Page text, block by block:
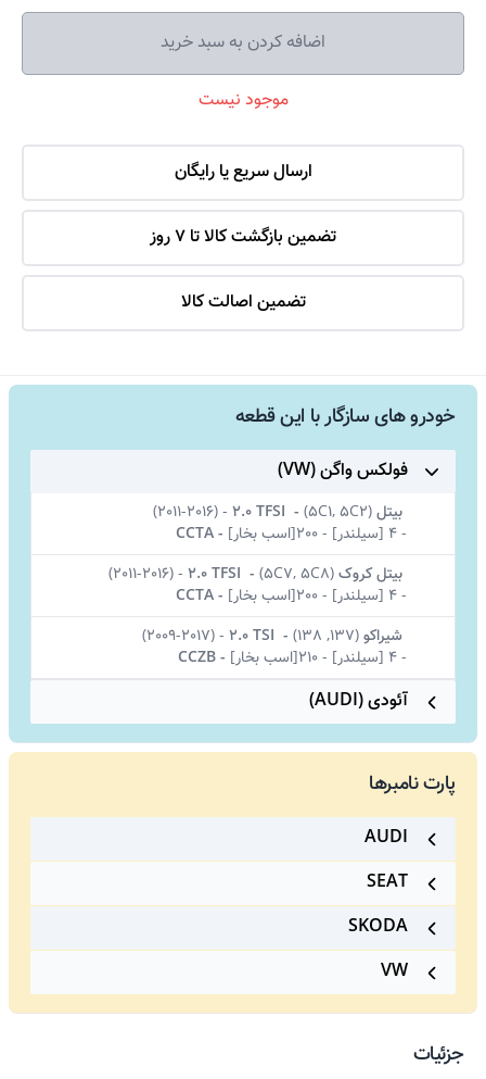
اضافه کردن به سبد خرید
موجود نیست
ارسال سریع یا رایگان
تضمین بازگشت کالا تا 7 روز
تضمین اصالت کالا
خودرو های سازگار با این قطعه
فولکس واگن (VW)
بیتل(
5C1, 5C2)
-
2.0 TFSI
-
(2011-2016)
-4 [سیلندر] -200[اسب بخار] -
CCTA
بیتل کروک(
5C7, 5C8)
-
2.0 TFSI
-
(2011-2016)
-4 [سیلندر] -200[اسب بخار] -
CCTA
شیراکو(
137, 138)
-
2.0 TSI
-
(2009-2017)
-4 [سیلندر] -210[اسب بخار] -
CCZB
آئودی (AUDI)
پارت نامبرها
AUDI
SEAT
SKODA
VW
جزئیات